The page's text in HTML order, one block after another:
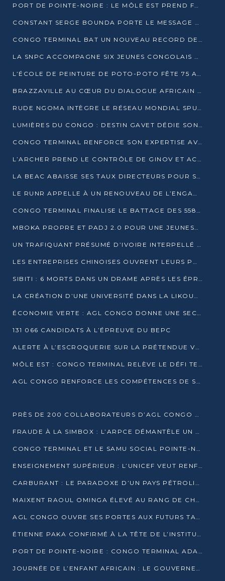
PORT DE POINTE-NOIRE : LE MÔLE EST PREND FORME ET VISE LES GÉANTS DES MERS
CONSTANT SERGE BOUNDA PORTE LE MESSAGE DE COMPASSION DE DENIS SASSOU NGUESSO EN IRAN
CONGO TERMINAL BAT UN NOUVEAU RECORD DE PRODUCTIVITÉ AU PORT DE POINTE-NOIRE
LA SNPC ACCOMPAGNE SIX JEUNES CONGOLAIS AUX OLYMPIADES PANAFRICAINES DE MATHÉMATIQUES
L’ÉCOLE DE PEINTURE DE POTO-POTO FÊTE 75 ANS AU SERVICE DE L’ART CONGOLAIS
BRAZZAVILLE AU CŒUR DU DIALOGUE AFRICAIN SUR LES OBJECTIFS DE DÉVELOPPEMENT DURABLE
RUDE NGOMA INTÈGRE LE RÉSEAU MONDIAL SPUTNIK PRO APRÈS UNE FORMATION À MOSCOU
LUMIÈRES DU CONGO : DESTIN GAVET DÉDIE SON PRIX À L’UNITÉ NATIONALE ET À LA JEUNESSE
CONGO TERMINAL RENFORCE SON EXPERTISE AVEC NEUF NOUVEAUX FORMATEURS EN ENGINS PORTUAIRES
L’ARCHER PREND LE CONTRÔLE DE GINOV ET ACCÉLÈRE SON VIRAGE NUMÉRIQUE
LA BEAC ABAISSE SES TAUX DIRECTEURS POUR SOUTENIR LA CROISSANCE EN ZONE CEMAC
LE RUNR APPELLE À UN RENOUVEAU DE L’ENGAGEMENT MILITANT
CONGO TERMINAL FINALISE LE BATTAGE DES 558 PIEUX DU FUTUR QUAI DU MÔLE EST
MBOKA PROPRE ET PADJ 2.0 POUR UNE JEUNESSE PLUS AUTONOME
UN TRAFIQUANT PRÉSUMÉ D’IVOIRE INTERPELLÉ À DOLISIE
LES ENTREPRISES CHINOISES OUVRENT LEURS PORTES AUX JEUNES DIPLÔMÉS
SIBITI : 6 MORTS DANS UN DRAME APRÈS LES ÉPREUVES DU BEPC
LA CRÉATION D’UNE UNIVERSITÉ DANS LA LIKOUALA AU CŒUR D’UNE RÉFLEXION NATIONALE
ÉCONOMIE VERTE : AGL CONGO DONNE UNE SECONDE VIE À SES DÉCHETS INDUSTRIELS
131 066 CANDIDATS À L’ÉPREUVE DU BEPC
ALERTE À L’ESCROQUERIE SUR LA PRÉTENDUE VENTE DE PARCELLES AFAT
MÔLE EST : CONGO TERMINAL RELÈVE LE DÉFI TECHNIQUE DES SABLES BITUMINEUX
AGL CONGO RENFORCE LES COMPÉTENCES DE SES ÉQUIPES AVEC LA CERTIFICATION CACES® R483
PRÈS DE 200 COLLABORATEURS D’AGL CONGO EN FORMATION JUSQU’EN JUILLET
FRAUDE À LA SIMBOX : L’ARPCE DÉMANTÈLE UN RÉSEAU UTILISANT DES CARTES SIM OUGANDAISES
CONGO TERMINAL ET LE SAMU SOCIAL POINTE-NOIRE RENOUVELLENT LEUR PARTENARIAT EN FAVEUR DES JEUNES VULNÉRABLES
ENSEIGNEMENT SUPÉRIEUR : L’UNICEF VEUT RENFORCER LA RECHERCHE SUR LES QUESTIONS DE L’ENFANCE
CARBURANT : LE PARADOXE D’UN PAYS PÉTROLIER CONFRONTÉ À DES PÉNURIES RÉCURRENTES
MAIXENT RAOUL OMINGA ÉLEVÉ AU RANG DE CHEVALIER DE L’ORDRE DE L’AMITIÉ ENTRE LA RUSSIE ET LE CONGO
AGL CONGO OUVRE SES PORTES AUX FUTURS TALENTS DE LA LOGISTIQUE
ÉTIENNE PAKA CONFIRMÉ À LA TÊTE DE L’INSTITUT GÉOGRAPHIQUE NATIONAL
PORT DE POINTE-NOIRE : CONGO TERMINAL ADAPTE SON DRAGAGE AUX SABLES BITUMINEUX
JOURNÉE DE L’ENFANT AFRICAIN : LE GOUVERNEMENT RÉAFFIRME SON ENGAGEMENT POUR L’ACCÈS À L’EAU ET À L’ASSAINISSEMENT